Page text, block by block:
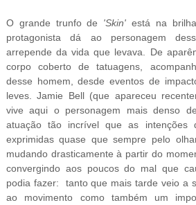
O grande trunfo de 'Skin'está na
protagonista dá ao personagem
arrepende da vida que levava. De
corpo coberto de tatuagens,
desse homem, desde eventos de
leves. Jamie Bell (que apareceu
vive aqui o personagem mais denso
atuação tão incrível que as intenções
exprimidas quase que sempre pelo
mudando drasticamente à partir do
convergindo aos poucos do mal que
podia fazer: tanto que mais tarde veio a
ao movimento como também um